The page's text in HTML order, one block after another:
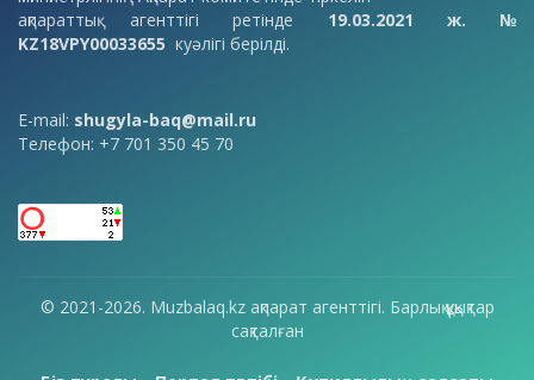
ақпараттық агенттігі ретінде 19.03.2021 ж. №
KZ18VPY00033655 куәлігі берілді.
E-mail: shugyla-baq@mail.ru
Телефон: +7 701 350 45 70
© 2021-2026. Muzbalaq.kz ақпарат агенттігі. Барлық құқықтар
сақталған